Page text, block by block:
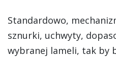
Standardowo,
sznurki, uchwyty,
wybranej lameli, tak by